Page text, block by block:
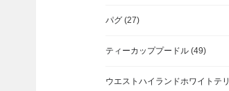
パグ (27)
ティーカッププードル (49)
ウエストハイランドホワイトテリ